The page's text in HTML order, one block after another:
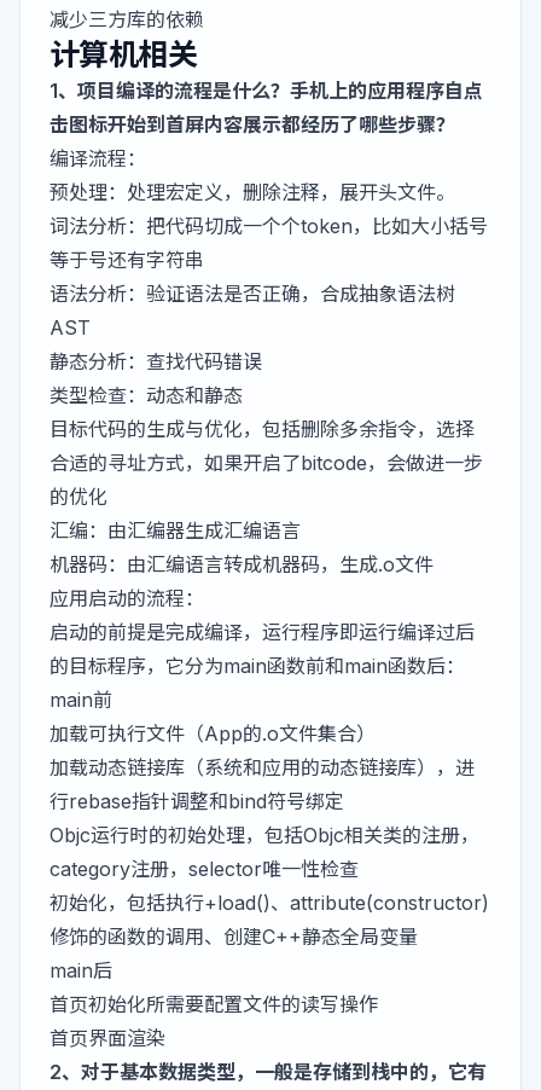
减少三方库的依赖
计算机相关
1、项目编译的流程是什么？手机上的应用程序自点
击图标开始到首屏内容展示都经历了哪些步骤？
编译流程：
预处理：处理宏定义，删除注释，展开头文件。
词法分析：把代码切成一个个token，比如大小括号
等于号还有字符串
语法分析：验证语法是否正确，合成抽象语法树
AST
静态分析：查找代码错误
类型检查：动态和静态
目标代码的生成与优化，包括删除多余指令，选择
合适的寻址方式，如果开启了bitcode，会做进一步
的优化
汇编：由汇编器生成汇编语言
机器码：由汇编语言转成机器码，生成.o文件
应用启动的流程：
启动的前提是完成编译，运行程序即运行编译过后
的目标程序，它分为main函数前和main函数后：
main前
加载可执行文件（App的.o文件集合）
加载动态链接库（系统和应用的动态链接库），进
行rebase指针调整和bind符号绑定
Objc运行时的初始处理，包括Objc相关类的注册，
category注册，selector唯一性检查
初始化，包括执行+load()、attribute(constructor)
修饰的函数的调用、创建C++静态全局变量
main后
首页初始化所需要配置文件的读写操作
首页界面渲染
2、对于基本数据类型，一般是存储到栈中的，它有